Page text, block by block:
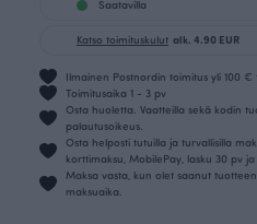
Saatavilla
Katso toimituskulut alk. 4.90 EUR
Ilmainen Postnordin toimitus yli 100 €
Toimitusaika 1 - 3 pv
Osta huoletta. Vaatteilla sekä kodin
palautusoikeus.
Osta helposti tutuilla ja turvallisilla
korttimaksu, MobilePay, lasku 30 pv
Maksa vasta, kun olet saanut
maksuaika.